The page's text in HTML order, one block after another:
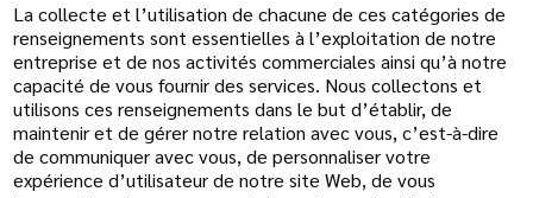
La collecte et l’utilisation de chacune de ces catégories de
renseignements sont essentielles à l’exploitation de notre
entreprise et de nos activités commerciales ainsi qu’à notre
capacité de vous fournir des services. Nous collectons et
utilisons ces renseignements dans le but d’établir, de
maintenir et de gérer notre relation avec vous, c’est-à-dire
de communiquer avec vous, de personnaliser votre
expérience d’utilisateur de notre site Web, de vous